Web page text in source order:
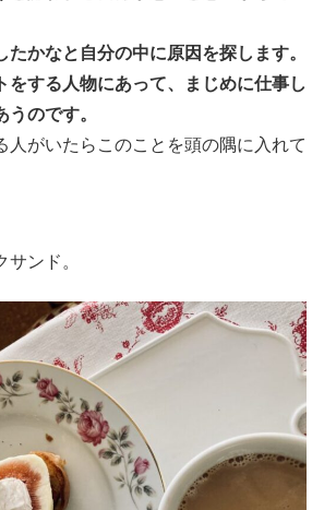
たかなと自分の中に原因を探します。
をする人物にあって、まじめに仕事し
のです。
人がいたらこのことを頭の隅に入れて
ンド。